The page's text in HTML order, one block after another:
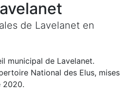
de Lavelanet en
municipal de Lavelanet.
National des Elus, mises
2020.